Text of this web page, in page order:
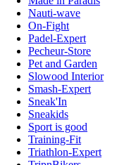
Nauti-wave
On-Fight
Padel-Expert
Pecheur-Store
Pet and Garden
Slowood Interior
Smash-Expert
Sneak'In
Sneakids
Sport is good
Training-Fit
Triathlon-Expert